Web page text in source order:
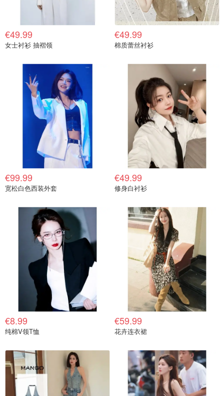
€49.99
女士衬衫 抽褶领
€49.99
棉质蕾丝衬衫
€99.99
宽松白色西装外套
€49.99
修身白衬衫
€8.99
纯棉V领T恤
€59.99
花卉连衣裙